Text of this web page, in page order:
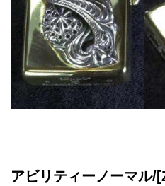
アビリティーノーマル/